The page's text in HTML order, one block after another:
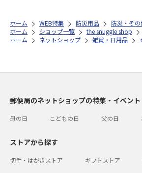
ホーム WEB特集 防災用品 防災・その
ホーム
ショップ一覧 the snuggle shop
ホーム
ネットショップ 雑貨・日用品
郵便局のネットショップの特集・イベント
母の日 こどもの日 父の日
ストアから探す
切手・はがきストア ギフトストア